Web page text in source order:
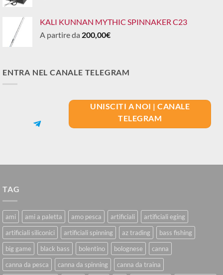
KALI KUNNAN MYTHIC SPINNAKER C23
A partire da 200,00€
ENTRA NEL CANALE TELEGRAM
UNISCITI A NOI | CANALE
TELEGRAM
TAG
ami ami a paletta amo pesca artificiali
artificiali eging
artificiali siliconici
artificiali spinning az trading
bass fishing
big game
black bass bolentino bolognese
canna
canna da pesca
canna da spinning canna da traina